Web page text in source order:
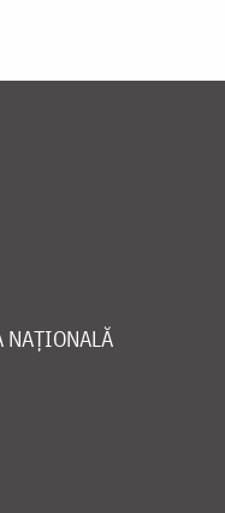
NAȚIONALĂ